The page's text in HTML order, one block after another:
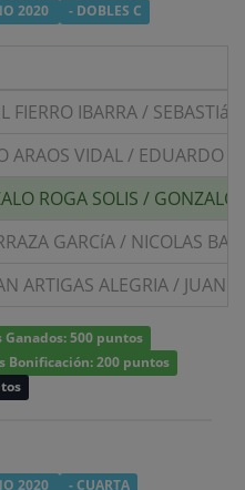
2020 - DOBLES C
FIERRO IBARRA/
ARAOS VIDAL/ EDUARDO
ROGA SOLIS / GONZALO
GARCíA/ NICOLAS
ARTIGAS ALEGRIA/ JUAN
Ganados: 500 puntos
Bonificación: 200 puntos
2020 - CUARTA